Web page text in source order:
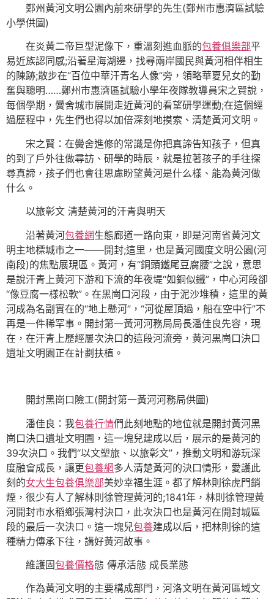
鄭州黃河文明公園內前來研學的先生(鄭州市惠濟區試驗
小學供圖)
在炎黃二帝巨型泥像下，重溫刻進血脈的包養俱樂部平
易近族認同感;沿著星海湖邊，找尋兩岸國民與黃河相伴相生
的陳跡;散步在“百位中華汗青名人像”旁，領略華夏兒女的勤
奮與聰明……鄭州市惠濟區試驗小學年夜隊教導員宋之賢說，
每個學期，黌舍城市展開走近黃河的看望研學運動;在這個經
過歷程中，先生們也得以加倍深刻地摸索、清楚黃河文明。
宋之賢：在黌舍進修的常識是你把真諦告知孩子，但真
的到了戶外往做尋訪、研學的時辰，就是拉著孩子的手往探
尋真諦，孩子們也會往思慮盼望黃河是什么樣、能為黃河做
什么。
以旅彰文 清楚黃河的汗青與明天
沿著黃河包養網生態廊道一路向東，即是河南省黃河文
明主地標城市之一——開封;這里，也是黃河國度文明公園(河
南段)的焦點展現區。黃河，有“銅頭鐵尾豆腐腰”之說，意思
是說汗青上黃河下游和下流的年夜堤“如銅似鐵”，中心河段卻
“像豆腐一樣松軟”。在黑崗口河段，由于泥沙堆積，這里的黃
河成為名副實在的“地上懸河”，“河從屋頂過，船在空中行”不
再是一件稀罕事。開封第一黃河河務局局長潘佳良先容，現
在，在汗青上歷經屢次決口的這段河流旁，黃河黑崗口決口
遺址文明園正在計劃扶植。
開封黑崗口險工(開封第一黃河河務局供圖)
潘佳良：我包養行情們此刻地點的地位就是開封黃河黑
崗口決口遺址文明園，這一塊兒建成以后，展示的是黃河的
39次決口。我們“以文塑旅、以旅彰文”，推動文明和游玩深
度融會成長，讓更包養網多人清楚黃河的決口情形，愛護此
刻的女大生包養俱樂部美妙幸福生涯。都了解林則徐虎門銷
煙，很少有人了解林則徐管理黃河的;1841年，林則徐管理黃
河開封市水稻鄉張灣村決口，此次決口也是黃河在開封城區
段的最后一次決口。這一塊兒包養建成以后，把林則徐的這
種精力傳承下往，講好黃河故事。
維護固包養價格態 傳承活態 成長業態
作為黃河文明的主要構成部門，河洛文明在黃河區域文